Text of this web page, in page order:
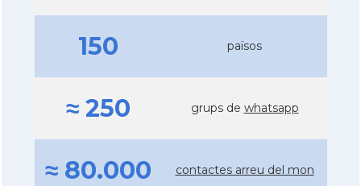
150 països
≈ 250 grups de whatsapp
≈ 80.000 contactes arreu del mon